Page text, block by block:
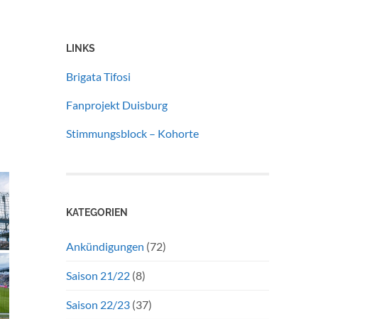
LINKS
Brigata Tifosi
Fanprojekt Duisburg
Stimmungsblock – Kohorte
KATEGORIEN
Ankündigungen (72)
Saison 21/22 (8)
Saison 22/23 (37)